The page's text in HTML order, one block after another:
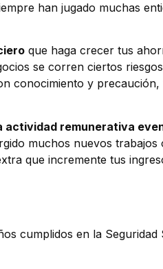
han jugado muchas
que haga crecer tus
se corren ciertos
conocimiento y
actividad remunerativa
muchos nuevos trabajos
que incremente tus
cumplidos en la